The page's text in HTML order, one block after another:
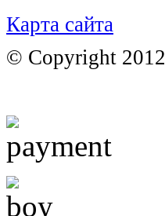
Карта сайта
© Copyright 2012